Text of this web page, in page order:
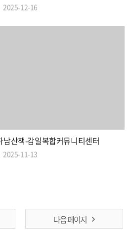
2025-12-16
산책-감일복합커뮤니티센터
2025-11-13
다음 페이지